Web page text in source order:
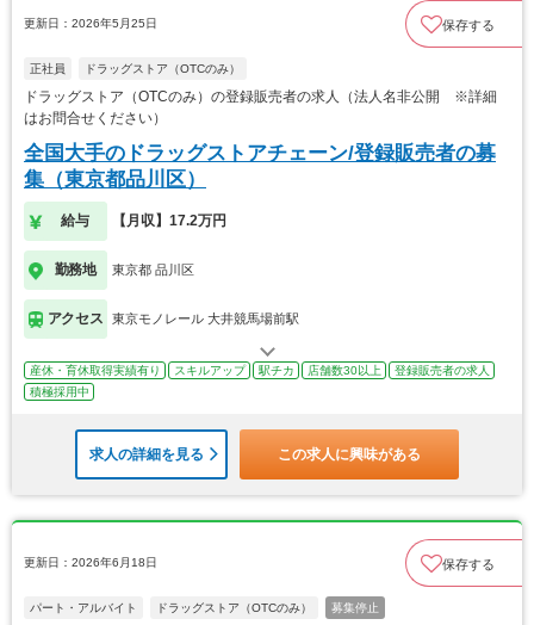
更新日：2026年5月25日 保存する
正社員 ドラッグストア（OTCのみ）
ドラッグストア（OTCのみ）の登録販売者の求人（法人名非公開 ※詳細
はお問合せください）
全国大手のドラッグストアチェーン/登録販売者の募
集（東京都品川区）
給与 【月収】17.2万円
勤務地 東京都 品川区
アクセス 東京モノレール 大井競馬場前駅
産休・育休取得実績有り スキルアップ 駅チカ 店舗数30以上
登録販売者の求人
積極採用中
求人の詳細を見る この求人に興味がある
更新日：2026年6月18日 保存する
パート・アルバイト ドラッグストア（OTCのみ） 募集停止